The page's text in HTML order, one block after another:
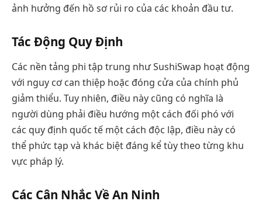
ảnh hưởng đến hồ sơ rủi ro của các khoản đầu tư.
Tác Động Quy Định
Các nền tảng phi tập trung như SushiSwap hoạt động
với nguy cơ can thiệp hoặc đóng cửa của chính phủ
giảm thiểu. Tuy nhiên, điều này cũng có nghĩa là
người dùng phải điều hướng một cách đối phó với
các quy định quốc tế một cách độc lập, điều này có
thể phức tạp và khác biệt đáng kể tùy theo từng khu
vực pháp lý.
Các Cân Nhắc Về An Ninh